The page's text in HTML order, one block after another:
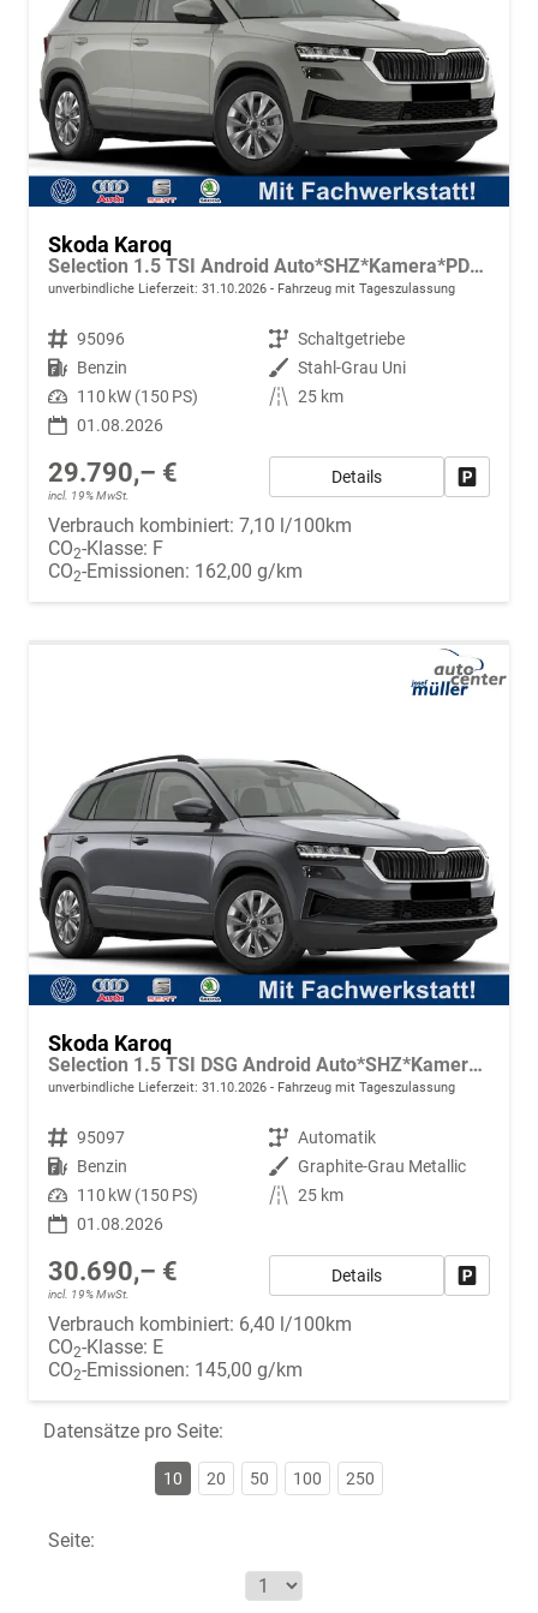
Skoda Karoq
Selection 1.5 TSI Android Auto*SHZ*Kamera*PDC v/h*Klimaauto*SUNSET*LED
unverbindliche Lieferzeit: 31.10.2026 Fahrzeug mit Tageszulassung
Fahrzeugnr. 95096 Getriebe Schaltgetriebe
Kraftstoff Benzin Außenfarbe Stahl-Grau Uni
Leistung 110 kW (150 PS) Kilometerstand 25 km
01.08.2026
29.790,– €
incl. 19% MwSt.
Details
Verbrauch kombiniert: 7,10 l/100km
CO2-Klasse: F
CO2-Emissionen: 162,00 g/km
Skoda Karoq
Selection 1.5 TSI DSG Android Auto*SHZ*Kamera*PDC v/h*Klimaauto*SUNSET*LED
unverbindliche Lieferzeit: 31.10.2026 Fahrzeug mit Tageszulassung
Fahrzeugnr. 95097 Getriebe Automatik
Kraftstoff Benzin Außenfarbe Graphite-Grau Metallic
Leistung 110 kW (150 PS) Kilometerstand 25 km
01.08.2026
30.690,– €
incl. 19% MwSt.
Details
Verbrauch kombiniert: 6,40 l/100km
CO2-Klasse: E
CO2-Emissionen: 145,00 g/km
Datensätze pro Seite:
10 20 50 100 250
Seite: